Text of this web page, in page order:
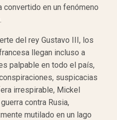
convertido en un fenómeno
del rey Gustavo III, los
llegan incluso a
palpable en todo el país,
suspicacias
irrespirable, Mickel
contra Rusia,
mutilado en un lago